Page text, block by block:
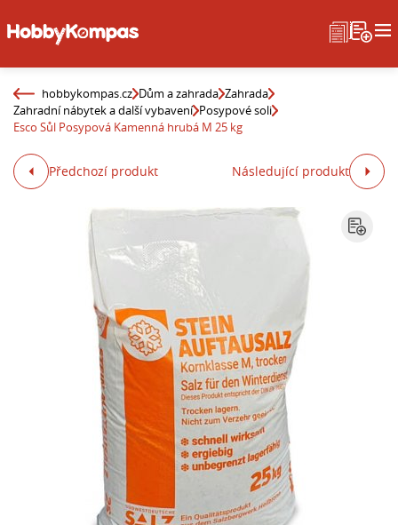
hobbykompas.cz Dům a zahrada Zahrada
Zahradní nábytek a další vybavení Posypové soli
Esco Sůl Posypová Kamenná hrubá M 25 kg
Předchozí produkt Následující produkt